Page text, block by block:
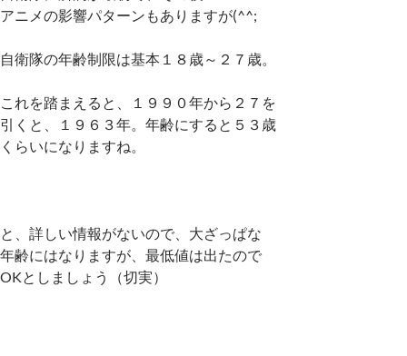
アニメの影響パターンもありますが(^^;
自衛隊の年齢制限は基本１８歳～２７歳。
これを踏まえると、１９９０年から２７を
引くと、１９６３年。年齢にすると５３歳
くらいになりますね。
と、詳しい情報がないので、大ざっぱな
年齢にはなりますが、最低値は出たので
OKとしましょう（切実）